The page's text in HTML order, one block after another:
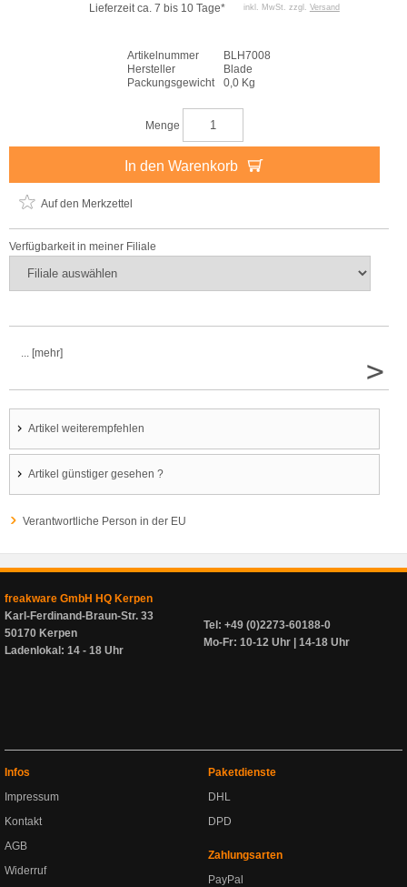
inkl. MwSt. zzgl. Versand
Lieferzeit ca. 7 bis 10 Tage*
Artikelnummer
BLH7008
Hersteller
Blade
Packungsgewicht
0,0 Kg
Menge
In den Warenkorb
Auf den Merkzettel
Verfügbarkeit in meiner Filiale
... [mehr]
>
Artikel weiterempfehlen
Artikel günstiger gesehen ?
Verantwortliche Person in der EU
freakware GmbH HQ Kerpen
Karl-Ferdinand-Braun-Str. 33
50170 Kerpen
Ladenlokal: 14 - 18 Uhr
Tel: +49 (0)2273-60188-0
Mo-Fr: 10-12 Uhr | 14-18 Uhr
Infos
Impressum
Kontakt
AGB
Widerruf
Paketdienste
DHL
DPD
Zahlungsarten
PayPal